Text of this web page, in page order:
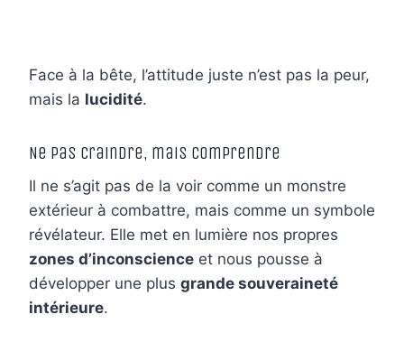
Face à la bête, l’attitude juste n’est pas la peur,
mais la lucidité.
Ne pas craindre, mais comprendre
Il ne s’agit pas de la voir comme un monstre
extérieur à combattre, mais comme un symbole
révélateur. Elle met en lumière nos propres
zones d’inconscience et nous pousse à
développer une plus grande souveraineté
intérieure.